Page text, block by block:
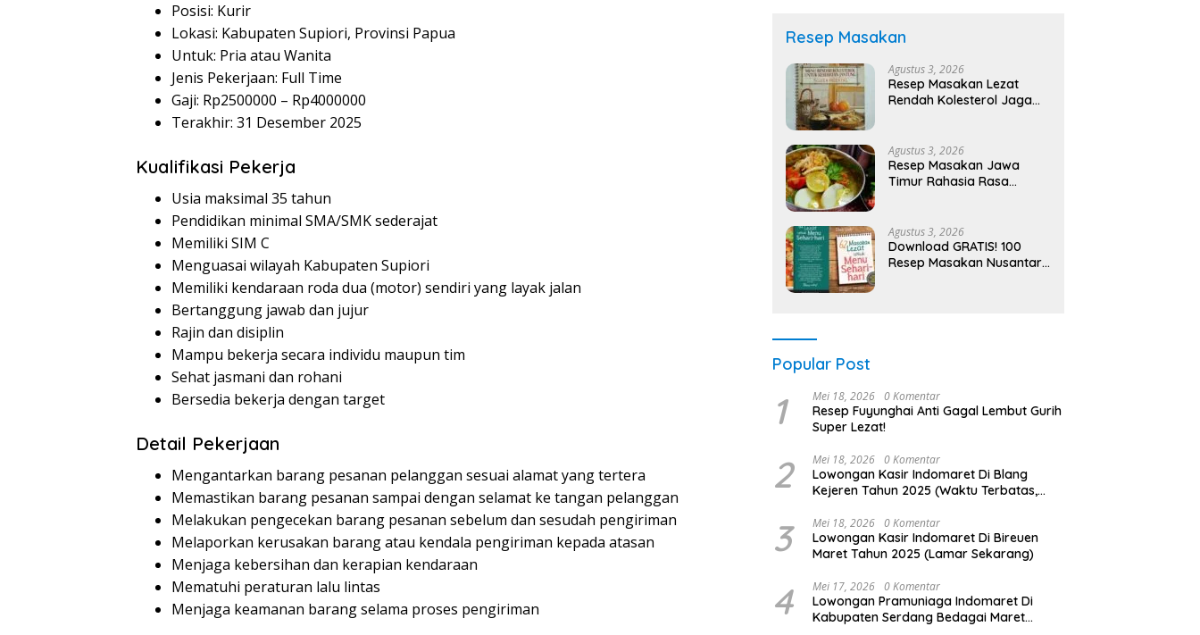
Posisi: Kurir
Lokasi: Kabupaten Supiori, Provinsi Papua
Untuk: Pria atau Wanita
Jenis Pekerjaan: Full Time
Gaji: Rp2500000 – Rp4000000
Terakhir: 31 Desember 2025
Kualifikasi Pekerja
Usia maksimal 35 tahun
Pendidikan minimal SMA/SMK sederajat
Memiliki SIM C
Menguasai wilayah Kabupaten Supiori
Memiliki kendaraan roda dua (motor) sendiri yang layak jalan
Bertanggung jawab dan jujur
Rajin dan disiplin
Mampu bekerja secara individu maupun tim
Sehat jasmani dan rohani
Bersedia bekerja dengan target
Detail Pekerjaan
Mengantarkan barang pesanan pelanggan sesuai alamat yang tertera
Memastikan barang pesanan sampai dengan selamat ke tangan pelanggan
Melakukan pengecekan barang pesanan sebelum dan sesudah pengiriman
Melaporkan kerusakan barang atau kendala pengiriman kepada atasan
Menjaga kebersihan dan kerapian kendaraan
Mematuhi peraturan lalu lintas
Menjaga keamanan barang selama proses pengiriman
Resep Masakan
Agustus 3, 2026
Resep Masakan Lezat
Rendah Kolesterol Jaga
Agustus 3, 2026
Resep Masakan Jawa
Timur Rahasia Rasa
Agustus 3, 2026
Download GRATIS! 100
Resep Masakan Nusantara
Popular Post
1 Mei 18, 2026 0 Komentar
Resep Fuyunghai Anti Gagal Lembut Gurih
Super Lezat!
2 Mei 18, 2026 0 Komentar
Lowongan Kasir Indomaret Di Blang
Kejeren Tahun 2025 (Waktu Terbatas,
3 Mei 18, 2026 0 Komentar
Lowongan Kasir Indomaret Di Bireuen
Maret Tahun 2025 (Lamar Sekarang)
4 Mei 17, 2026 0 Komentar
Lowongan Pramuniaga Indomaret Di
Kabupaten Serdang Bedagai Maret